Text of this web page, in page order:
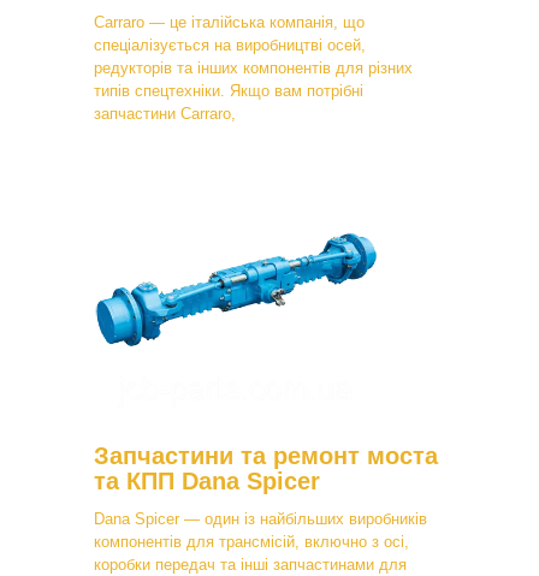
Carraro — це італійська компанія, що
спеціалізується на виробництві осей,
редукторів та інших компонентів для різних
типів спецтехніки. Якщо вам потрібні
запчастини Carraro,
Запчастини та ремонт моста
та КПП Dana Spicer
Dana Spicer — один із найбільших виробників
компонентів для трансмісій, включно з осі,
коробки передач та інші запчастинами для